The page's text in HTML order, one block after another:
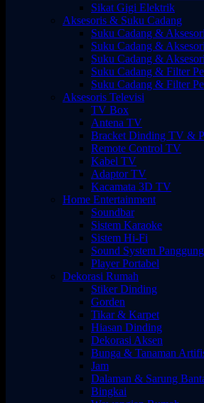
Sikat Gigi Elektrik
Aksesoris & Suku Cadang
Suku Cadang &
Suku Cadang &
Suku Cadang &
Suku Cadang & Filter
Suku Cadang & Filter
Aksesoris Televisi
TV Box
Antena TV
Bracket Dinding TV &
Remote Control TV
Kabel TV
Adaptor TV
Kacamata 3D TV
Home Entertainment
Soundbar
Sistem Karaoke
Sistem Hi-Fi
Sound System Panggung
Player Portabel
Dekorasi Rumah
Stiker Dinding
Gorden
Tikar & Karpet
Hiasan Dinding
Dekorasi Aksen
Bunga & Tanaman
Jam
Dalaman & Sarung
Bingkai